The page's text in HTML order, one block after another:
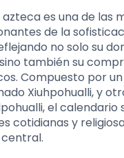
es una de las
de la
no solo su
también su
Compuesto por
Xiuhpohualli, y
el
cotidianas y
central.